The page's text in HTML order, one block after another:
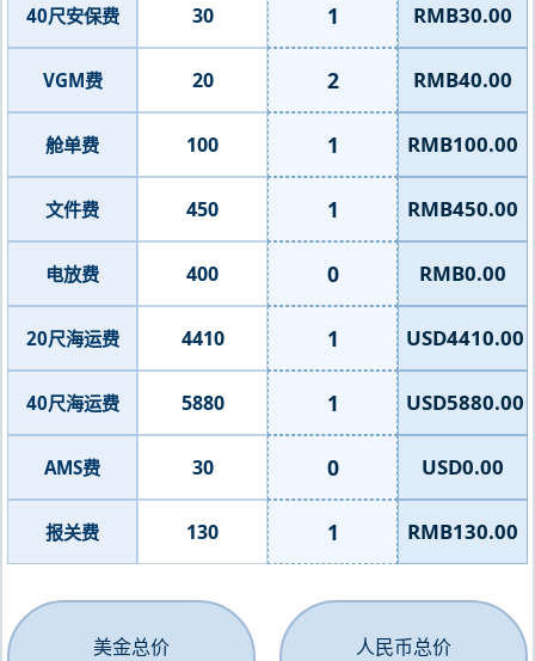
40尺安保费 30 1 RMB30.00
VGM费 20 2 RMB40.00
舱单费 100 1 RMB100.00
文件费 450 1 RMB450.00
电放费 400 0 RMB0.00
20尺海运费 4410 1 USD4410.00
40尺海运费 5880 1 USD5880.00
AMS费 30 0 USD0.00
报关费 130 1 RMB130.00
美金总价 人民币总价